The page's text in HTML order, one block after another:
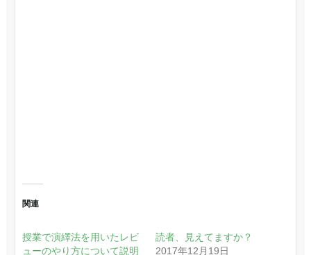
関連
授業で演繹法を用いたレビ
ューのやり方について説明
読者、見えてますか？
2017年12月19日